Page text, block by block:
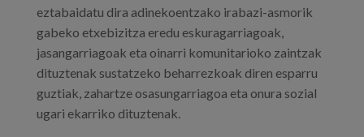
eztabaidatu dira adinekoentzako irabazi-asmorik
gabeko etxebizitza eredu eskuragarriagoak,
jasangarriagoak eta oinarri komunitarioko zaintzak
dituztenak sustatzeko beharrezkoak diren esparru
guztiak, zahartze osasungarriagoa eta onura sozial
ugari ekarriko dituztenak.